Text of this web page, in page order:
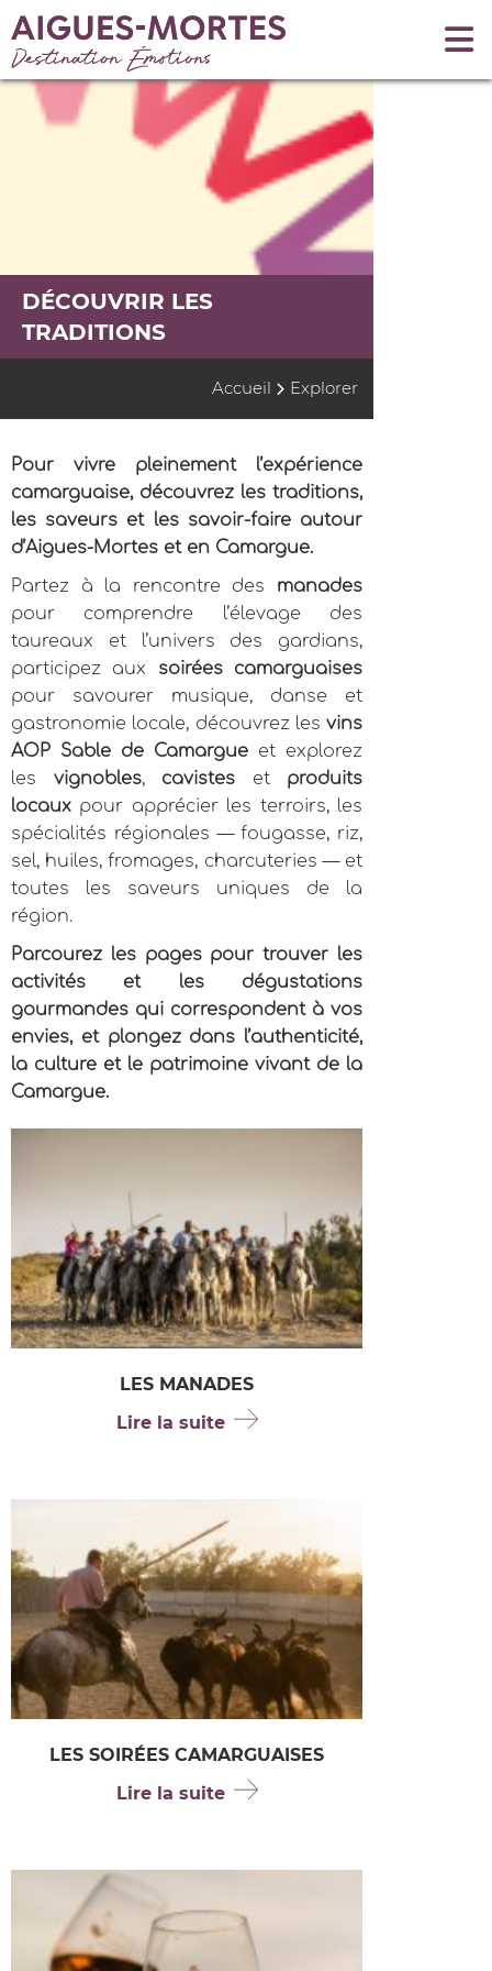
DÉCOUVRIR LES
TRADITIONS
Accueil Explorer
Pour vivre pleinement l’expérience
camarguaise, découvrez les traditions,
les saveurs et les savoir-faire autour
d’Aigues-Mortes et en Camargue.
Partez à la rencontre des manades
pour comprendre l’élevage des
taureaux et l’univers des gardians,
participez aux soirées camarguaises
pour savourer musique, danse et
gastronomie locale, découvrez les vins
AOP Sable de Camargue et explorez
les vignobles, cavistes et produits
locaux pour apprécier les terroirs, les
spécialités régionales — fougasse, riz,
sel, huiles, fromages, charcuteries — et
toutes les saveurs uniques de la
région.
Parcourez les pages pour trouver les
activités et les dégustations
gourmandes qui correspondent à vos
envies, et plongez dans l’authenticité,
la culture et le patrimoine vivant de la
Camargue.
LES MANADES
Lire la suite
LES SOIRÉES CAMARGUAISES
Lire la suite